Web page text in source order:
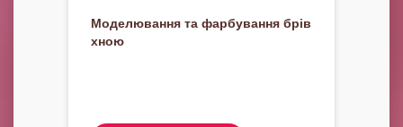
Моделювання та фарбування брів
хною